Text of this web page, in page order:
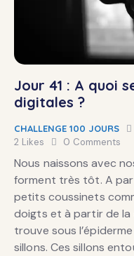
Jour 41 : A quoi
digitales ?
CHALLENGE 100 JOURS
2 Likes 0 Comments
Nous naissons avec
forment très tôt. A
petits coussinets
doigts et à partir de la
trouve sous
sillons. Ces sillons